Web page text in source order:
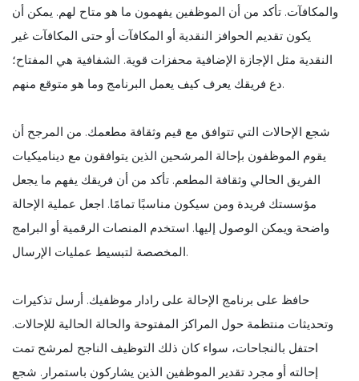
والمكافآت. تأكد من أن الموظفين يفهمون ما هو متاح لهم. يمكن أن
يكون تقديم الحوافز النقدية أو المكافآت أو حتى المكافآت غير
النقدية مثل الإجازة الإضافية محفزات قوية. الشفافية هي المفتاح؛
دع فريقك يعرف كيف يعمل البرنامج وما هو متوقع منهم.
شجع الإحالات التي تتوافق مع قيم وثقافة مطعمك. من المرجح أن
يقوم الموظفون بإحالة المرشحين الذين يتوافقون مع ديناميكيات
الفريق الحالي وثقافة المطعم. تأكد من أن فريقك يفهم ما يجعل
مؤسستك فريدة ومن سيكون مناسبًا تمامًا. اجعل عملية الإحالة
واضحة ويمكن الوصول إليها. استخدم المنصات الرقمية أو البرامج
المخصصة لتبسيط عمليات الإرسال.
حافظ على برنامج الإحالة على رادار موظفيك. أرسل تذكيرات
وتحديثات منتظمة حول المراكز المفتوحة والحالة الحالية للإحالات.
احتفل بالنجاحات، سواء كان ذلك التوظيف الناجح لمرشح تمت
إحالته أو مجرد تقدير الموظفين الذين يشاركون باستمرار. شجع